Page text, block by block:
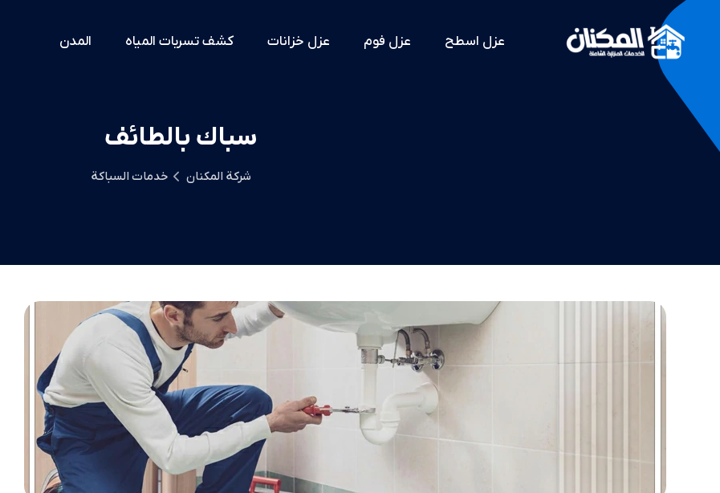
عزل اسطح عزل فوم عزل خزانات كشف تسربات المياه المدن
سباك بالطائف
شركة المكنان خدمات السباكة